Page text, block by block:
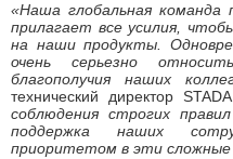
«Наша глобальная команда
прилагает все усилия,
на наши продукты.
очень серьезно
благополучия наших
технический директор
соблюдения строгих
поддержка наших
приоритетом в эти сложные